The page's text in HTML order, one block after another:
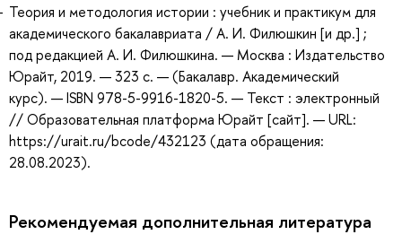
Теория и методология истории : учебник и практикум для
академического бакалавриата / А. И. Филюшкин [и др.] ;
под редакцией А. И. Филюшкина. — Москва : Издательство
Юрайт, 2019. — 323 с. — (Бакалавр. Академический
курс). — ISBN 978-5-9916-1820-5. — Текст : электронный
// Образовательная платформа Юрайт [сайт]. — URL:
https://urait.ru/bcode/432123 (дата обращения:
28.08.2023).
Рекомендуемая дополнительная литература